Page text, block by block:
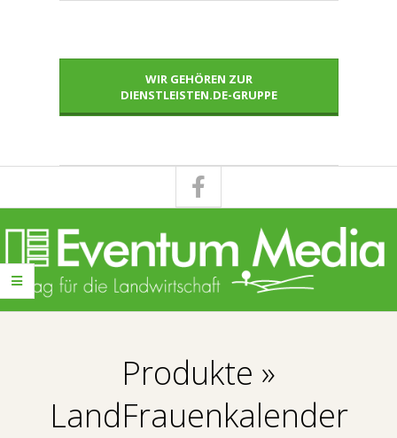
WIR GEHÖREN ZUR
DIENSTLEISTEN.DE-GRUPPE
E
Produkte »
LandFrauenkalender